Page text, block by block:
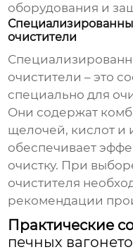
оборудования и
очистители
очистители – это
специально для
Они содержат
щелочей, кислот и
обеспечивает
очистку. При
очистителя
рекомендации
Практические
печных